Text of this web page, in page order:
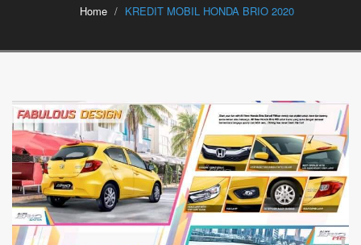
Home KREDIT MOBIL HONDA BRIO 2020